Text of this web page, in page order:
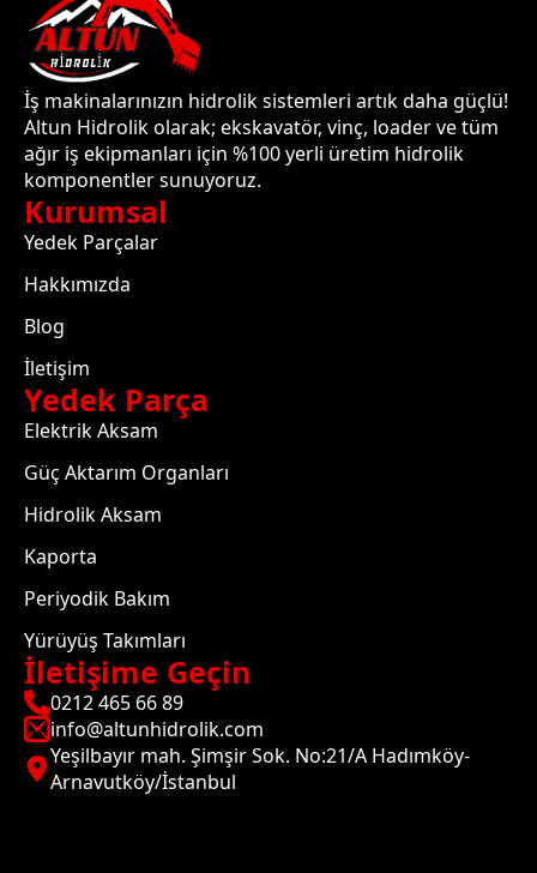
İş makinalarınızın hidrolik sistemleri artık daha güçlü!
Altun Hidrolik olarak; ekskavatör, vinç, loader ve tüm
ağır iş ekipmanları için %100 yerli üretim hidrolik
komponentler sunuyoruz.
Kurumsal
Yedek Parçalar
Hakkımızda
Blog
İletişim
Yedek Parça
Elektrik Aksam
Güç Aktarım Organları
Hidrolik Aksam
Kaporta
Periyodik Bakım
Yürüyüş Takımları
İletişime Geçin
0212 465 66 89
info@altunhidrolik.com
Yeşilbayır mah. Şimşir Sok. No:21/A Hadımköy-
Arnavutköy/İstanbul